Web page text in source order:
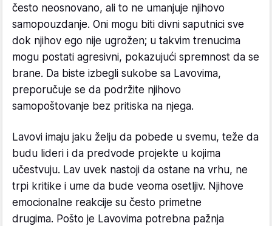
često neosnovano, ali to ne umanjuje njihovo
samopouzdanje. Oni mogu biti divni saputnici sve
dok njihov ego nije ugrožen; u takvim trenucima
mogu postati agresivni, pokazujući spremnost da se
brane. Da biste izbegli sukobe sa Lavovima,
preporučuje se da podržite njihovo
samopoštovanje bez pritiska na njega.
Lavovi imaju jaku želju da pobede u svemu, teže da
budu lideri i da predvode projekte u kojima
učestvuju. Lav uvek nastoji da ostane na vrhu, ne
trpi kritike i ume da bude veoma osetljiv. Njihove
emocionalne reakcije su često primetne
drugima. Pošto je Lavovima potrebna pažnja